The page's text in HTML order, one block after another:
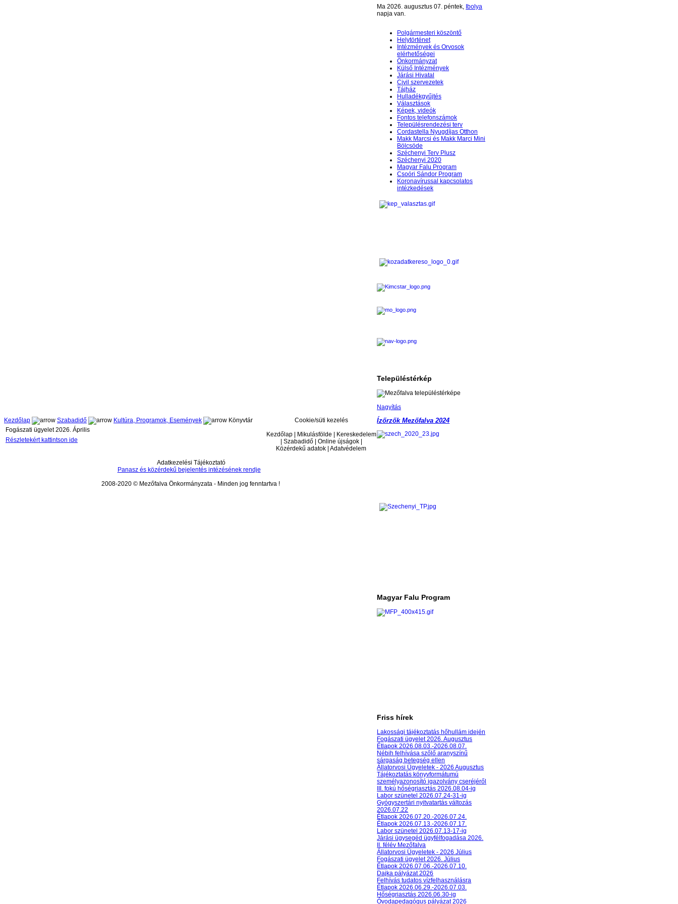
Ma 2026. augusztus 07. péntek, Ibolya
napja van.
Polgármesteri köszöntő
Helytörténet
Intézmények és Orvosok
elérhetőségei
Önkormányzat
Külső Intézmények
Járási Hivatal
Civil szervezetek
Tájház
Hulladékgyűjtés
Választások
Képek, videók
Fontos telefonszámok
Településrendezési terv
Cordastella Nyugdíjas Otthon
Makk Marcsi és Makk Marci Mini
Bölcsöde
Széchenyi Terv Plusz
Széchenyi 2020
Magyar Falu Program
Csoóri Sándor Program
Koronavírussal kapcsolatos
intézkedések
Településtérkép
Nagyítás
Kezdőlap
Szabadidő Kultúra, Programok, Események
Könyvtár
Fogászati ügyelet 2026. Április
Részletekért kattintson ide
Ízőrzők Mezőfalva 2024
Magyar Falu Program
Friss hírek
Lakossági tájékoztatás hőhullám idején
Fogászati ügyelet 2026. Augusztus
Étlapok 2026.08.03.-2026.08.07.
Nébih felhívása szőlő aranyszínű
sárgaság betegség ellen
Állatorvosi Ügyeletek - 2026 Augusztus
Tájékoztatás könyvformátumú
személyazonosító igazolvány cseréjéről
III. fokú hőségriasztás 2026.08.04-ig
Labor szünetel 2026.07.24-31-ig
Gyógyszertári nyitvatartás változás
2026.07.22
Étlapok 2026.07.20.-2026.07.24.
Étlapok 2026.07.13.-2026.07.17.
Labor szünetel 2026.07.13-17-ig
Járási ügysegéd ügyfélfogadása 2026.
II. félév Mezőfalva
Állatorvosi Ügyeletek - 2026 Július
Fogászati ügyelet 2026. Július
Étlapok 2026.07.06.-2026.07.10.
Dajka pályázat 2026
Felhívás tudatos vízfelhasználásra
Étlapok 2026.06.29.-2026.07.03.
Hőségriasztás 2026.06.30-ig
Óvodapedagógus pályázat 2026
Cookie/süti kezelés
Kezdőlap | Mikulásfölde | Kereskedelem
| Szabadidő | Online újságok |
Közérdekű adatok | Adatvédelem
Adatkezelési Tájékoztató
Panasz és közérdekű bejelentés intézésének rendje
2008-2020 © Mezőfalva Önkormányzata - Minden jog fenntartva !